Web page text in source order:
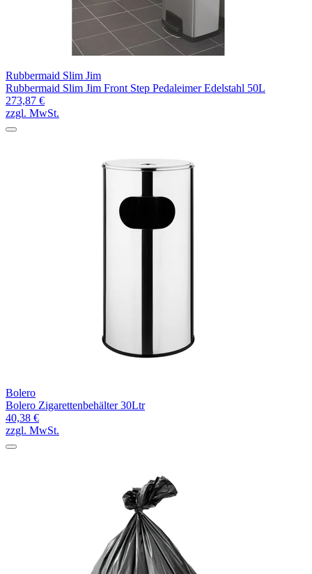
Rubbermaid Slim Jim
Rubbermaid Slim Jim Front Step Pedaleimer Edelstahl 50L
273,87 €
zzgl. MwSt.
Bolero
Bolero Zigarettenbehälter 30Ltr
40,38 €
zzgl. MwSt.